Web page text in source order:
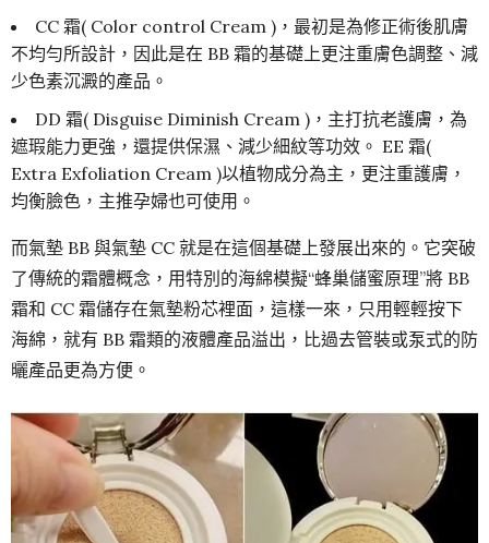
CC 霜( Color control Cream )，最初是為修正術後肌膚
不均勻所設計，因此是在 BB 霜的基礎上更注重膚色調整、減
少色素沉澱的產品。
DD 霜( Disguise Diminish Cream )，主打抗老護膚，為
遮瑕能力更強，還提供保濕、減少細紋等功效。 EE 霜(
Extra Exfoliation Cream )以植物成分為主，更注重護膚，
均衡臉色，主推孕婦也可使用。
而氣墊 BB 與氣墊 CC 就是在這個基礎上發展出來的。它突破
了傳統的霜體概念，用特別的海綿模擬“蜂巢儲蜜原理”將 BB
霜和 CC 霜儲存在氣墊粉芯裡面，這樣一來，只用輕輕按下
海綿，就有 BB 霜類的液體產品溢出，比過去管裝或泵式的防
曬產品更為方便。